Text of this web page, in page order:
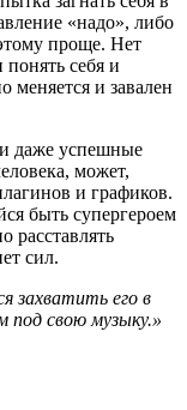
«надо», либо
проще. Нет
себя и
меняется и завален
даже успешные
может,
и графиков.
быть супергероем
расставлять
сил.
захватить его в
под свою музыку.»